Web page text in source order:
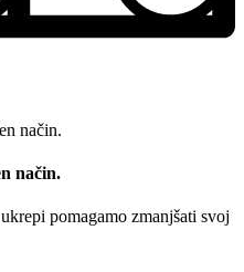
način.
pomagamo zmanjšati svoj